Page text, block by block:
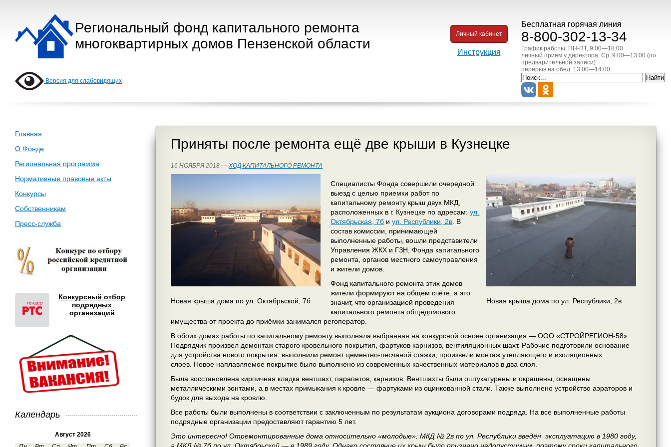
Региональный фонд капитального ремонта
многоквартирных домов Пензенской области
Бесплатная горячая линия
8-800-302-13-34
График работы: ПН-ПТ, 9:00—18:00
личный прием у директора: Ср, 9:00—13:00 (по
предварительной записи)
перерыв на обед: 13:00—14:00
Личный кабинет
Инструкция
Версия для слабовидящих
Главная
О Фонде
Региональная программа
Нормативные правовые акты
Конкурсы
Собственникам
Пресс-служба
Конкурсный отбор
подрядных
организаций
Календарь
Август 2026
Приняты после ремонта ещё две крыши в Кузнецке
16 НОЯБРЯ 2018 —ХОД КАПИТАЛЬНОГО РЕМОНТА
Новая крыша дома по ул. Октябрьской, 7б Новая крыша дома по ул. Республики, 2в
Специалисты Фонда совершили очередной
выезд с целью приемки работ по
капитальному ремонту крыш двух МКД,
расположенных в г. Кузнецке по адресам:ул.
Октябрьская, 7б иул. Республики, 2в . В
состав комиссии, принимающей
выполненные работы, вошли представители
Управления ЖКХ и ГЗН, Фонда капитального
ремонта, органов местного самоуправления
и жители домов.
Фонд капитального ремонта этих домов
жители формируют на общем счёте, а это
значит, что организацией проведения
капитального ремонта общедомового
имущества от проекта до приёмки занимался регоператор.
В обоих домах работы по капитальному ремонту выполняла выбранная на конкурсной основе организация — ООО «СТРОЙРЕГИОН-58».
Подрядчик произвел демонтаж старого кровельного покрытия, фартуков карнизов, вентиляционных шахт. Рабочие подготовили основание
для устройства нового покрытия: выполнили ремонт цементно-песчаной стяжки, произвели монтаж утепляющего и изоляционных
слоев. Новое наплавляемое покрытие было выполнено из современных качественных материалов в два слоя.
Была восстановлена кирпичная кладка вентшахт, парапетов, карнизов. Вентшахты были оштукатурены и окрашены, оснащены
металлическими зонтами, а в местах примыкания к кровле — фартуками из оцинкованной стали. Также выполнено устройство аэраторов и
будок для выхода на кровлю.
Все работы были выполнены в соответствии с заключенным по результатам аукциона договорами подряда. На все выполненные работы
подрядные организации предоставляют гарантию 5 лет.
Это интересно! Отремонтированные дома относительно «молодые»: МКД № 2в по ул. Республики введён эксплуатацию в 1980 году,